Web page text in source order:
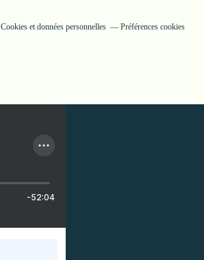
Cookies et données personnelles Préférences cookies
-52:04